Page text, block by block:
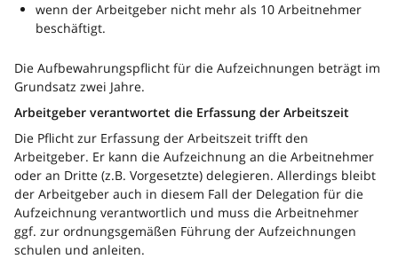
wenn der Arbeitgeber nicht mehr als 10 Arbeitnehmer
beschäftigt.
Die Aufbewahrungspflicht für die Aufzeichnungen beträgt im
Grundsatz zwei Jahre.
Arbeitgeber verantwortet die Erfassung der Arbeitszeit
Die Pflicht zur Erfassung der Arbeitszeit trifft den
Arbeitgeber. Er kann die Aufzeichnung an die Arbeitnehmer
oder an Dritte (z.B. Vorgesetzte) delegieren. Allerdings bleibt
der Arbeitgeber auch in diesem Fall der Delegation für die
Aufzeichnung verantwortlich und muss die Arbeitnehmer
ggf. zur ordnungsgemäßen Führung der Aufzeichnungen
schulen und anleiten.